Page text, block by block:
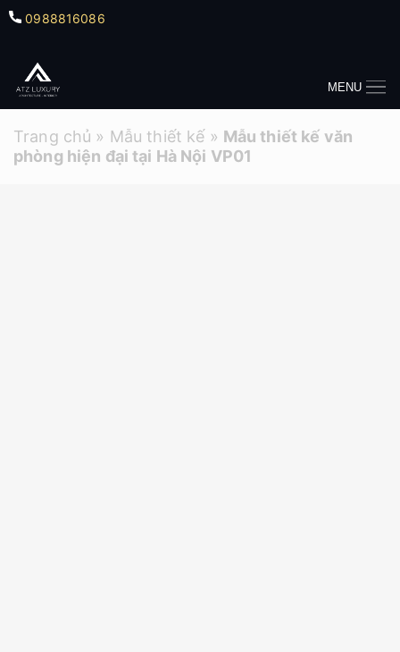
0988816086
MENU
Trang chủ » Mẫu thiết kế » Mẫu thiết kế văn
phòng hiện đại tại Hà Nội VP01